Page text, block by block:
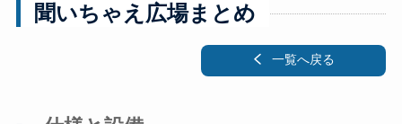
聞いちゃえ広場まとめ
一覧へ戻る